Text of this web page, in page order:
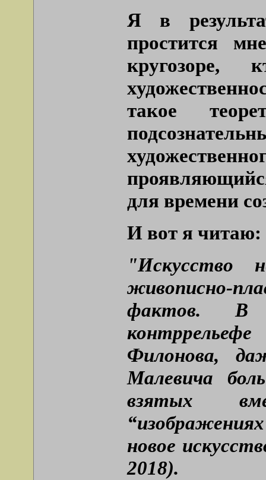
Я в
простится
такое
для времени
И вот я читаю:
"Искусство
живописно-
фактов. В
Филонова,
Малевича
взятых
новое
2018).